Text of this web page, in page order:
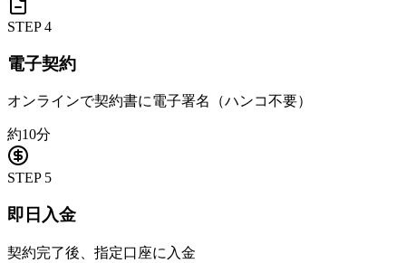
STEP4
電子契約
オンラインで契約書に電子署名（ハンコ不要）
約10分
STEP 5
即日入金
契約完了後、指定口座に入金